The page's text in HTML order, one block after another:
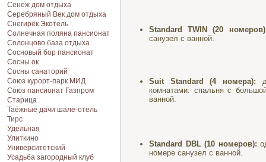
Сенеж дом отдыха
Серебряный Век дом отдыха
Снегирёк Экотель
Солнечная поляна пансионат
Солонцово база отдыха
Сосновый бор пансионат
Сосны ок
Сосны санаторий
Союз курорт-парк МИД
Союз пансионат Газпром
Старица
Таёжные дачи шале-отель
Тирс
Удельная
Улиткино
Университетский
Усадьба загородный клуб
Standard TWIN (20
санузел с ванной.
Suit Standard (4 номера):
комнатами: спальня с
ванной.
Standard DBL (10 номеров):
номере санузел с ванной.